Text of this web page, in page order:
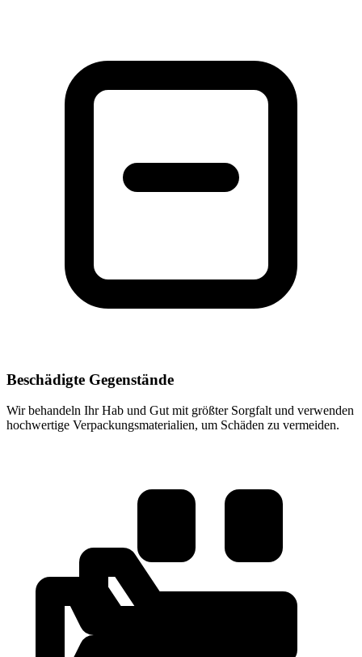
Beschädigte Gegenstände
Wir behandeln Ihr Hab und Gut mit größter Sorgfalt und verwenden
hochwertige Verpackungsmaterialien, um Schäden zu vermeiden.